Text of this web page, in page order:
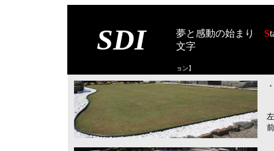
SDI 夢と感動の始まり S
文字
ョン】